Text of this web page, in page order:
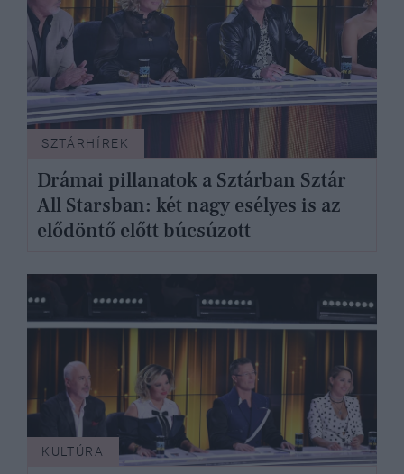
SZTÁRHÍREK
Drámai pillanatok a Sztárban Sztár
All Starsban: két nagy esélyes is az
elődöntő előtt búcsúzott
KULTÚRA